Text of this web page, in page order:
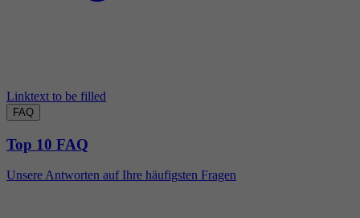
Linktext to be filled
FAQ
Top 10 FAQ
Unsere Antworten auf Ihre häufigsten Fragen